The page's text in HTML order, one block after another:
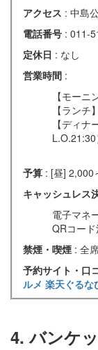
アクセス : 中島
電話番号 : 011-
定休日 : なし
営業時間 :
【モーニ
【ランチ
【ディ
L.O.21:30
予算 : [昼]
キャッシュレス
電子マネ
QRコード
禁煙・喫煙 : 全
予約サイト・口
ルメ 楽天ぐるな
4. バンケ